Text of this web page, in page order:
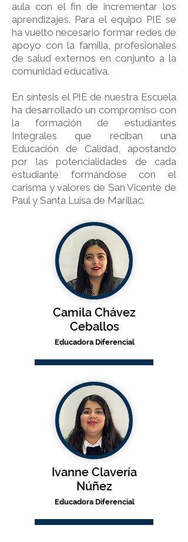
aula con el fin de incrementar los
aprendizajes. Para el equipo PIE se
ha vuelto necesario formar redes de
apoyo con la familia, profesionales
de salud externos en conjunto a la
comunidad educativa.
En síntesis el PIE de nuestra Escuela
ha desarrollado un compromiso con
la formación de estudiantes
Integrales que reciban una
Educación de Calidad, apostando
por las potencialidades de cada
estudiante formándose con el
carisma y valores de San Vicente de
Paul y Santa Luisa de Marillac.
Camila Chávez
Ceballos
Educadora Diferencial
Ivanne Clavería
Núñez
Educadora Diferencial